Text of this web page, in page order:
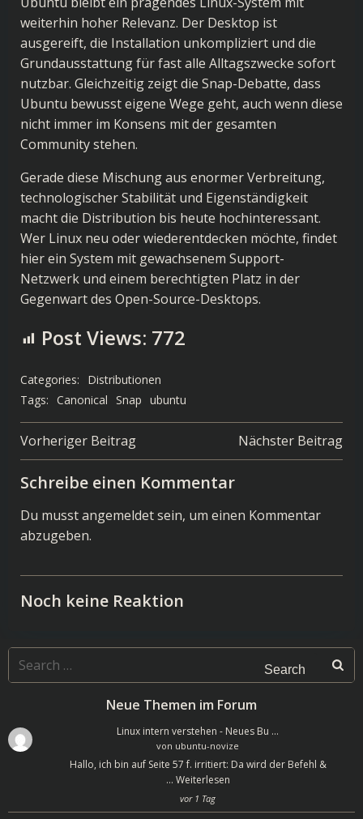
weiterhin hoher Relevanz. Der Desktop ist
ausgereift, die Installation unkompliziert und die
Grundausstattung für fast alle Alltagszwecke sofort
nutzbar. Gleichzeitig zeigt die Snap-Debatte, dass
Ubuntu bewusst eigene Wege geht, auch wenn diese
nicht immer im Konsens mit der gesamten
Community stehen.
Gerade diese Mischung aus enormer Verbreitung,
technologischer Stabilität und Eigenständigkeit
macht die Distribution bis heute hochinteressant.
Wer Linux neu oder wiederentdecken möchte, findet
hier ein System mit gewachsenem Support-
Netzwerk und einem berechtigten Platz in der
Gegenwart des Open-Source-Desktops.
Post Views: 772
Categories:
Distributionen
Tags: Canonical Snap ubuntu
Post
navigation
Vorheriger Beitrag
Post
navigation
Nächster Beitrag
Schreibe einen Kommentar
Du musstangemeldetsein, um einen Kommentar
abzugeben.
Noch keine Reaktion
Search
for:
Neue Themen im Forum
Linux intern verstehen - Neues Bu …
von ubuntu-novize
Hallo, ich bin auf Seite 57 f. irritiert: Da wird der Befehl &
… Weiterlesen
vor 1 Tag